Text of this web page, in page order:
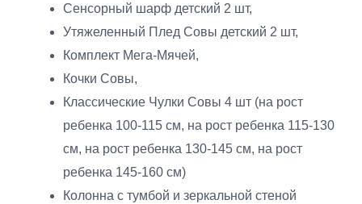
Сенсорный шарф детский 2 шт,
Утяжеленный Плед Совы детский 2 шт,
Комплект Мега-Мячей,
Кочки Совы,
Классические Чулки Совы 4 шт (на рост
ребенка 100-115 см, на рост ребенка 115-130
см, на рост ребенка 130-145 см, на рост
ребенка 145-160 см)
Колонна с тумбой и зеркальной стеной